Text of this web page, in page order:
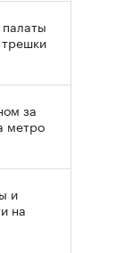
за
метро
и
на